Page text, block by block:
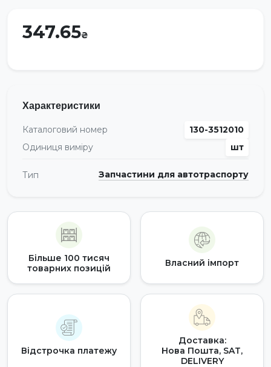
347.65
Характеристики
Каталоговий номер
130-3512010
Одиниця виміру
шт
Тип Запчастини для автотраспорту
Більше 100 тисяч
товарних позицій
Власний імпорт
Відстрочка платежу
Доставка:
Нова Пошта, SAT,
DELIVERY